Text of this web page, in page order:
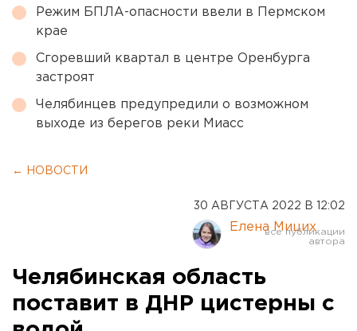
Режим БПЛА-опасности ввели в Пермском
крае
Сгоревший квартал в центре Оренбурга
застроят
Челябинцев предупредили о возможном
выходе из берегов реки Миасс
← НОВОСТИ
30 АВГУСТА 2022 В 12:02
Елена Мицих
Челябинская область
поставит в ДНР цистерны с